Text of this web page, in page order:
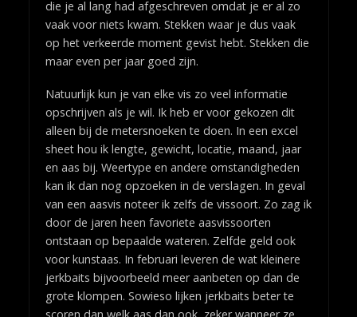
die je al lang had afgeschreven omdat je er al zo
vaak voor niets kwam. Stekken waar je dus vaak
op het verkeerde moment gevist hebt. Stekken die
maar even per jaar goed zijn.
Natuurlijk kun je van elke vis zo veel informatie
opschrijven als je wil. Ik heb er voor gekozen dit
alleen bij de metersnoeken te doen. In een excel
sheet hou ik lengte, gewicht, locatie, maand, jaar
en aas bij. Weertype en andere omstandigheden
kan ik dan nog opzoeken in de verslagen. In geval
van een aasvis noteer ik zelfs de vissoort. Zo zag ik
door de jaren heen favoriete aasvissoorten
ontstaan op bepaalde wateren. Zelfde geld ook
voor kunstaas. In februari leveren de wat kleinere
jerkbaits bijvoorbeeld meer aanbeten op dan de
grote klompen. Sowieso lijken jerkbaits beter te